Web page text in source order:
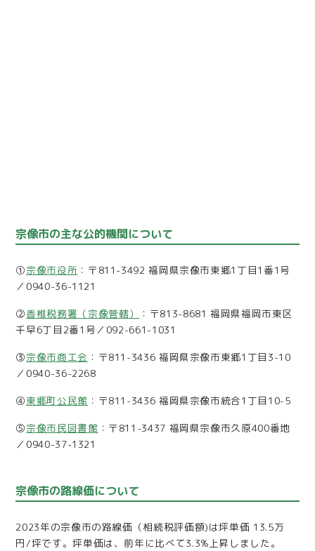
宗像市の主な公的機関について
①宗像市役所 ：〒811-3492 福岡県宗像市東郷1丁目1番1号
／0940-36-1121
②香椎税務署（宗像管轄）
：〒813-8681 福岡県福岡市東区
千早6丁目2番1号／092-661-1031
③宗像市商工会 ：〒811-3436 福岡県宗像市東郷1丁目3-10
／0940-36-2268
④東郷町公民館 ：〒811-3436 福岡県宗像市統合1丁目10-5
⑤宗像市民図書館 ：〒811-3437 福岡県宗像市久原400番地
／0940-37-1321
宗像市の路線価について
2023年の宗像市の路線価（相続税評価額)は坪単価 13.5万
円/坪です。坪単価は、前年に比べて3.3%上昇しました。